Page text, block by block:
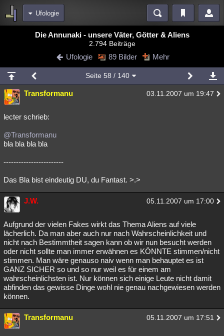
Ufologie
Blogs Videos
Chat Wiki Neuigkeiten
meine Rubriken
Menschen Wissenschaft Mystery Kriminalfälle
Spiritualität
Natur Umfragen
Philosophie Träume
Astronomie Helpdesk Gruppen
Musik Allmystery English
Besucht Teilgenommen Alle Neue Geschlossen
Lesenswert Schlüsselwörter
Die Annunaki - unsere Väter, Götter & Aliens
2.794 Beiträge
Ufologie 89 Bilder Mehr
Seite 58 / 140
Transformanu 03.11.2007 um 19:47
lecter schrieb:
@Transformanu
bla bla bla bla
------------------------
Das Bla bist eindeutig DU, du Fantast. >.>
J.W. 05.11.2007 um 17:00
Aufgrund der vielen Fakes wirkt das Thema Aliens auf viele
lächerlich. Da man aber auch nur nach Wahrscheinlichkeit und
nicht nach Bestimmtheit sagen kann ob wir nun besucht werden
oder nicht sollte man immer erwähnen es KÖNNTE stimmen/nicht
stimmen. Man wäre genauso naiv wenn man behauptet es ist
GANZ SICHER so und so nur weil es für einem am
wahrscheinlichsten ist. Nur können sich einige Leute nicht damit
abfinden das gewisse Dinge wohl nie genau nachgewiesen werden
können.
Transformanu 05.11.2007 um 17:51